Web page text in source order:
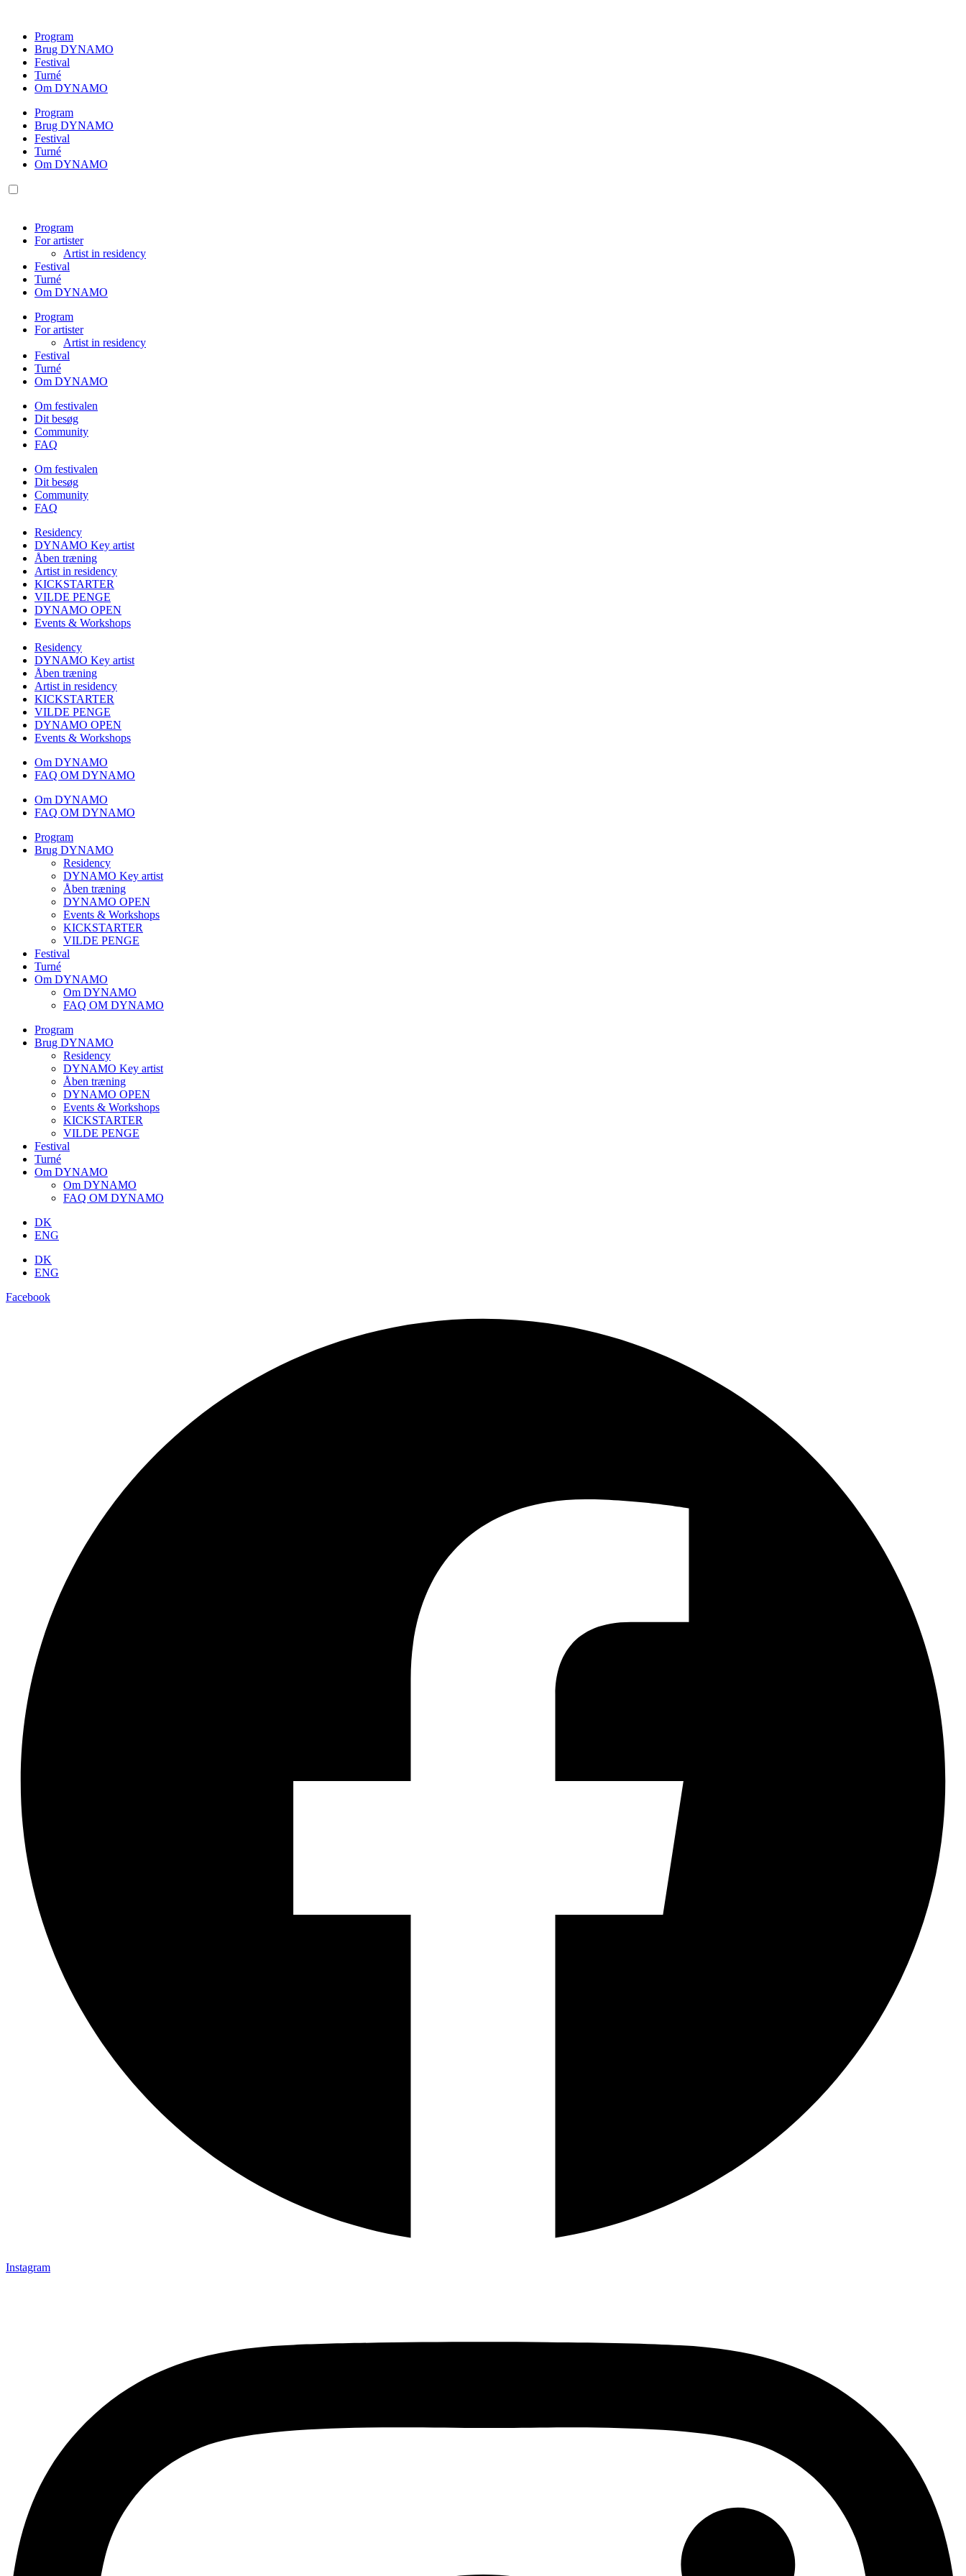
indholdProgram
Brug DYNAMO
Festival
Turné
Om DYNAMO
Program
Brug DYNAMO
Festival
Turné
Om DYNAMO
Program
For artister
Artist in residency
Festival
Turné
Om DYNAMO
Program
For artister
Artist in residency
Festival
Turné
Om DYNAMO
Om festivalen
Dit besøg
Community
FAQ
Om festivalen
Dit besøg
Community
FAQ
Residency
DYNAMO Key artist
Åben træning
Artist in residency
KICKSTARTER
VILDE PENGE
DYNAMO OPEN
Events & Workshops
Residency
DYNAMO Key artist
Åben træning
Artist in residency
KICKSTARTER
VILDE PENGE
DYNAMO OPEN
Events & Workshops
Om DYNAMO
FAQ OM DYNAMO
Om DYNAMO
FAQ OM DYNAMO
Program
Brug DYNAMO
Residency
DYNAMO Key artist
Åben træning
DYNAMO OPEN
Events & Workshops
KICKSTARTER
VILDE PENGE
Festival
Turné
Om DYNAMO
Om DYNAMO
FAQ OM DYNAMO
Program
Brug DYNAMO
Residency
DYNAMO Key artist
Åben træning
DYNAMO OPEN
Events & Workshops
KICKSTARTER
VILDE PENGE
Festival
Turné
Om DYNAMO
Om DYNAMO
FAQ OM DYNAMO
DK
ENG
DK
ENG
Facebook
Instagram